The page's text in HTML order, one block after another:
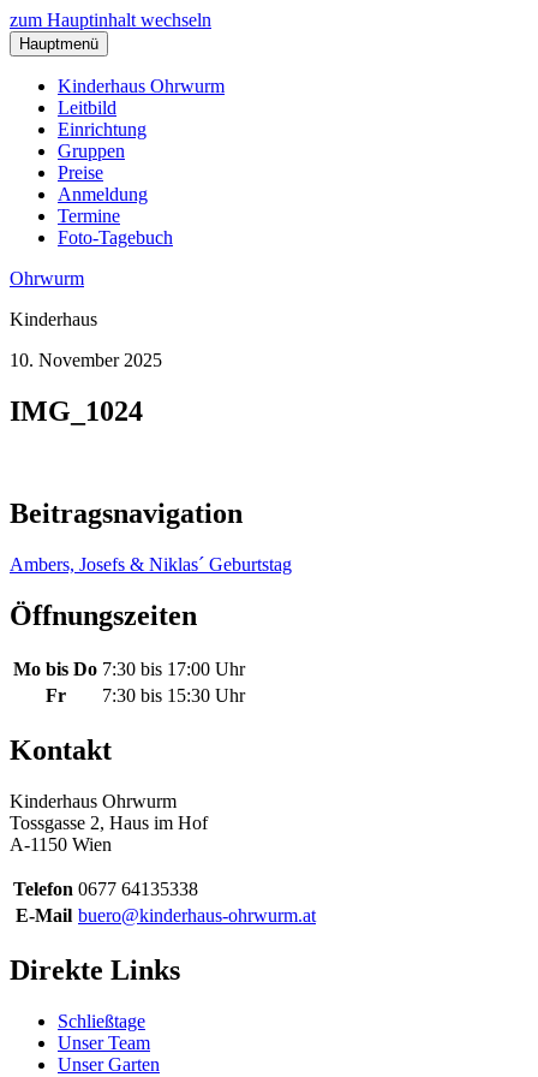
zum Hauptinhalt wechseln
Hauptmenü
Kinderhaus Ohrwurm
Leitbild
Einrichtung
Gruppen
Preise
Anmeldung
Termine
Foto-Tagebuch
Ohrwurm
Kinderhaus
10. November 2025
IMG_1024
Beitragsnavigation
Ambers, Josefs & Niklas´ Geburtstag
Öffnungszeiten
Mo bis Do 7:30 bis 17:00 Uhr
Fr
7:30 bis 15:30 Uhr
Kontakt
Kinderhaus Ohrwurm
Tossgasse 2, Haus im Hof
A-1150 Wien
Telefon 0677 64135338
E-Mail buero@kinderhaus-ohrwurm.at
Direkte Links
Schließtage
Unser Team
Unser Garten